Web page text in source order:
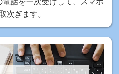
次ぎます。